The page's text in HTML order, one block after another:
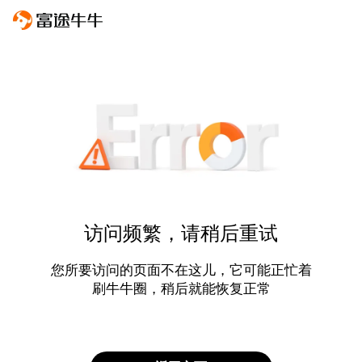
访问频繁，请稍后重试
您所要访问的页面不在这儿，它可能正忙着
刷牛牛圈，稍后就能恢复正常